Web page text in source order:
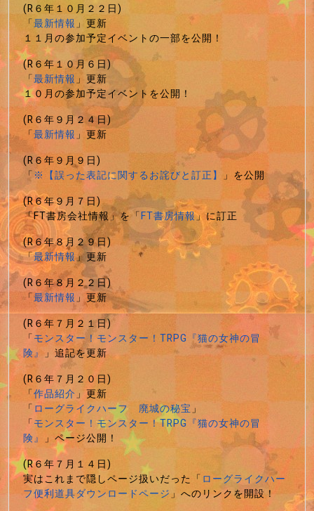
(R６年１０月２２日)
「最新情報」更新
１１月の参加予定イベントの一部を公開！
(R６年１０月６日)
「最新情報」更新
１０月の参加予定イベントを公開！
(R６年９月２４日)
「最新情報」更新
(R６年９月９日)
「※【誤った表記に関するお詫びと訂正】 」を公開
(R６年９月７日)
「FT書房会社情報」を「FT書房情報」に訂正
(R６年８月２９日)
「最新情報」更新
(R６年８月２２日)
「最新情報」更新
(R６年７月２１日)
「モンスター！モンスター！TRPG『猫の女神の冒
険』」追記を更新
(R６年７月２０日)
「作品紹介」更新
「ローグライクハーフ 廃城の秘宝」
「モンスター！モンスター！TRPG『猫の女神の冒
険』 」ページ公開！
(R６年７月１４日)
実はこれまで隠しページ扱いだった「ローグライクハー
フ便利道具ダウンロードページ」へのリンクを開設！